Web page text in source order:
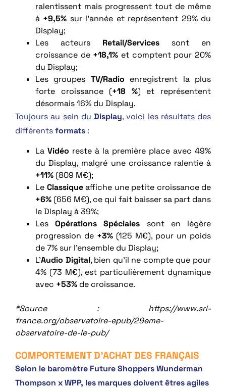
ralentissent mais progressent tout de même
à +9,5% sur l’année et représentent 29% du
Display;
Les acteurs Retail/Services sont en
croissance de +18,1% et comptent pour 20%
du Display;
Les groupes TV/Radio enregistrent la plus
forte croissance (+18 %) et représentent
désormais 16% du Display.
Toujours au sein du Display, voici les résultats des
différentsformats :
La Vidéo reste à la première place avec 49%
du Display, malgré une croissance ralentie à
+11% (809 M€);
Le Classiqueaffiche une petite croissance de
+6% (656 M€), ce qui fait baisser sa part dans
le Display à 39%;
LesOpérations Spéciales sont en légère
progression de +3% (125 M€), pour un poids
de 7% sur l’ensemble du Display;
L’Audio Digital, bien qu’il ne compte que pour
4% (73 M€), est particulièrement dynamique
avec +53% de croissance.
*Source : https://www.sri-
france.org/observatoire-epub/29eme-
observatoire-de-le-pub/
COMPORTEMENT D'ACHAT DES FRANÇAIS
Selon le baromètre Future Shoppers Wunderman
Thompson x WPP, les marques doivent êtres agiles